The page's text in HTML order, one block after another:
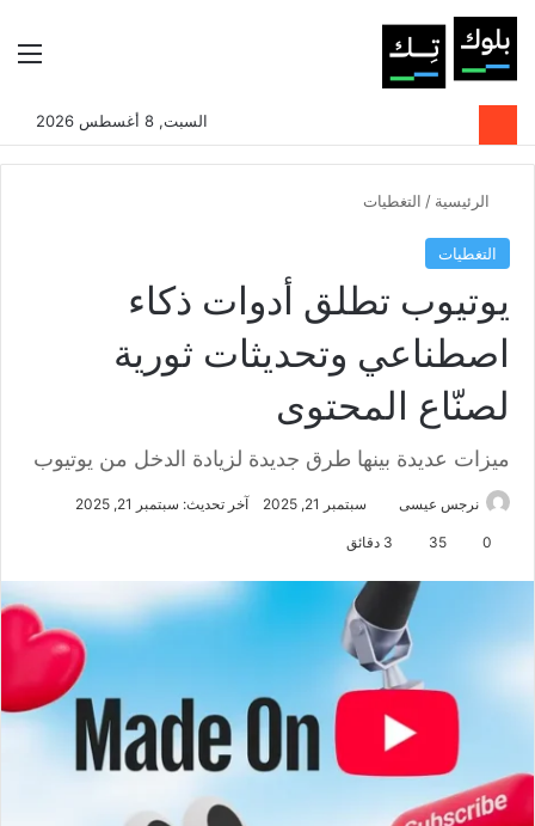
بحثالوضع
السبت, 8 أغسطس 2026
الرئيسية / التغطيات
التغطيات
يوتيوب تطلق أدوات ذكاء
اصطناعي وتحديثات ثورية
لصنّاع المحتوى
ميزات عديدة بينها طرق جديدة لزيادة الدخل من يوتيوب
نرجس عيسى سبتمبر 21, 2025 آخر تحديث: سبتمبر 21, 2025
0
35